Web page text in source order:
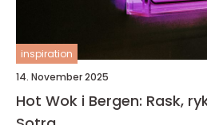
inspiration
14. November 2025
Hot Wok i Bergen: Rask,